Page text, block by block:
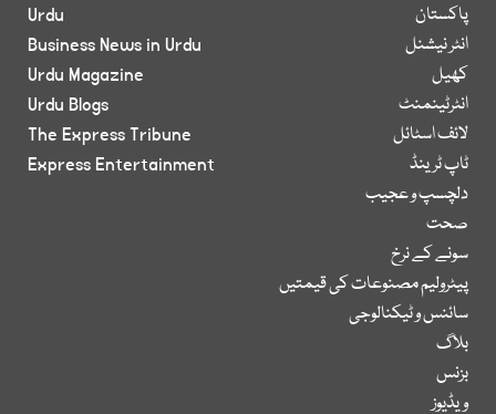
پاکستان
انٹر نیشنل
کھیل
انٹرٹینمنٹ
لائف اسٹائل
ٹاپ ٹرینڈ
دلچسپ و عجیب
صحت
سونے کے نرخ
پیٹرولیم مصنوعات کی قیمتیں
سائنس و ٹیکنالوجی
بلاگ
بزنس
ویڈیوز
Urdu
Business News in Urdu
Urdu Magazine
Urdu Blogs
The Express Tribune
Express Entertainment